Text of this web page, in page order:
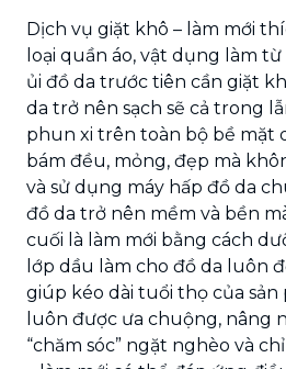
Dịch vụ giặt khô – làm mới
loại quần áo, vật dụng làm
ủi đồ da trước tiên cần giặt
da trở nên sạch sẽ cả trong
phun xi trên toàn bộ bề mặt
bám đều, mỏng, đẹp mà
và sử dụng máy hấp đồ da
đồ da trở nên mềm và bền
cuối là làm mới bằng cách
lớp dầu làm cho đồ da luôn
giúp kéo dài tuổi thọ của sản
luôn được ưa chuộng, nâng
“chăm sóc” ngặt nghèo và